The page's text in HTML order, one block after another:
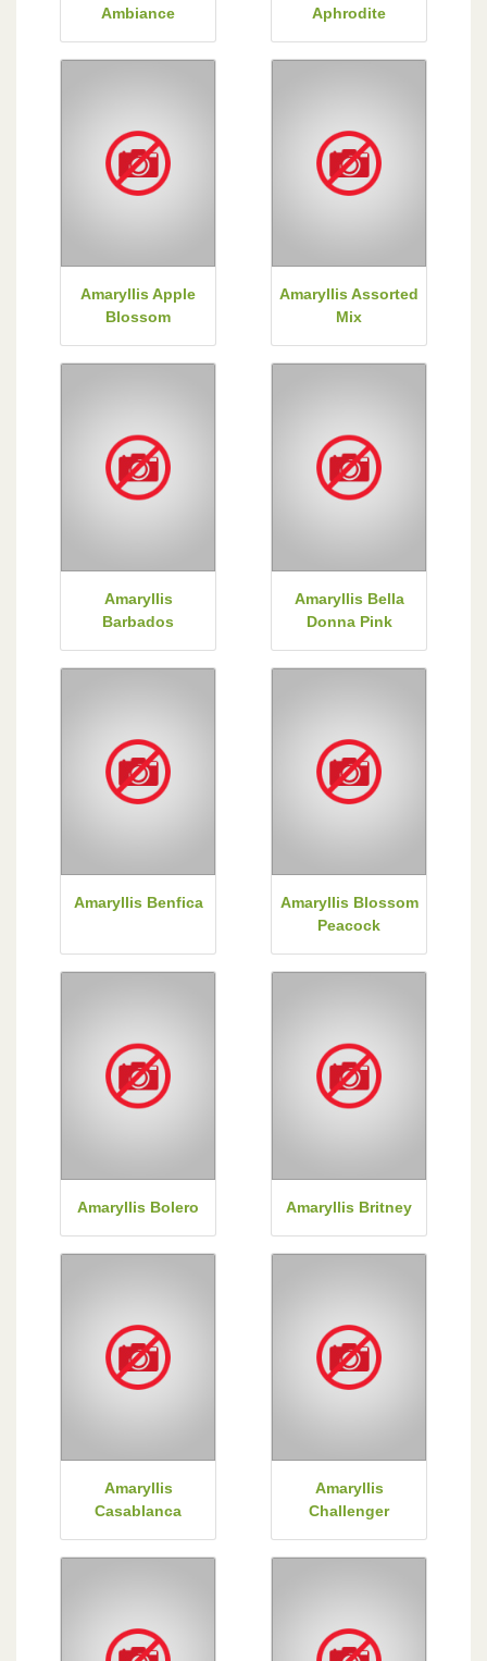
Ambiance
Aphrodite
Amaryllis Apple
Blossom
Amaryllis Assorted
Mix
Amaryllis
Barbados
Amaryllis Bella
Donna Pink
Amaryllis Benfica
Amaryllis Blossom
Peacock
Amaryllis Bolero Amaryllis Britney
Amaryllis
Casablanca
Amaryllis
Challenger